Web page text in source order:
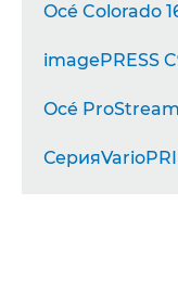
Océ Colorado
imagePRESS
Océ ProStream